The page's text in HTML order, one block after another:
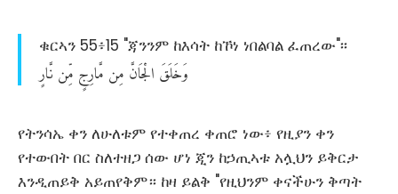
ቁርኣን 55፥15 "ጃንንም ከእሳት ከኾነ ነበልባል ፈጠረው"፡፡
وَخَلَقَالْجَانَّمِنمَّارِجٍمِّننَّارٍ
የትንሳኤ ቀን ለሁለቱም የተቀጠረ ቀጠሮ ነው፥ የዚያን ቀን
የተውበት በር ስለተዘጋ ሰው ሆነ ጂን ከኃጢኣቱ አሏህን ይቅርታ
እንዲጠይቅ አይጠየቅም። ከዛ ይልቅ "የዚህንም ቀናችሁን ቅጣት